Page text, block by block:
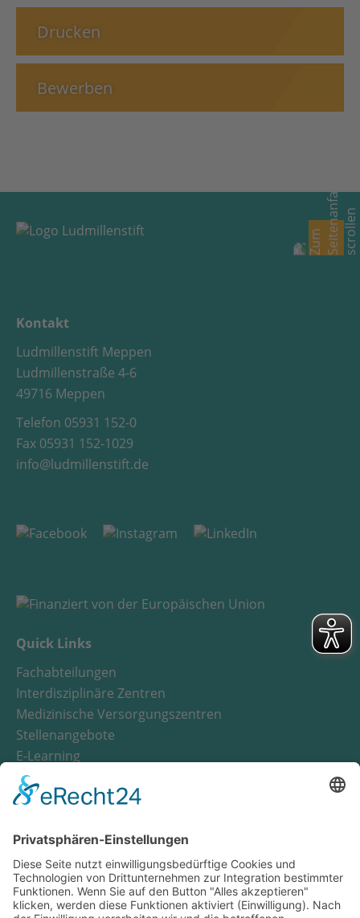
Drucken
Bewerben
Kontakt
Ludmillenstift Meppen
Ludmillenstraße 4-6
49716 Meppen
Telefon 05931 152-0
Fax 05931 152-1029
info@ludmillenstift.de
Quick Links
Fachabteilungen
Interdisziplinäre Zentren
Medizinische Versorgungszentren
Stellenangebote
E-Learning
Wichtige Nummern